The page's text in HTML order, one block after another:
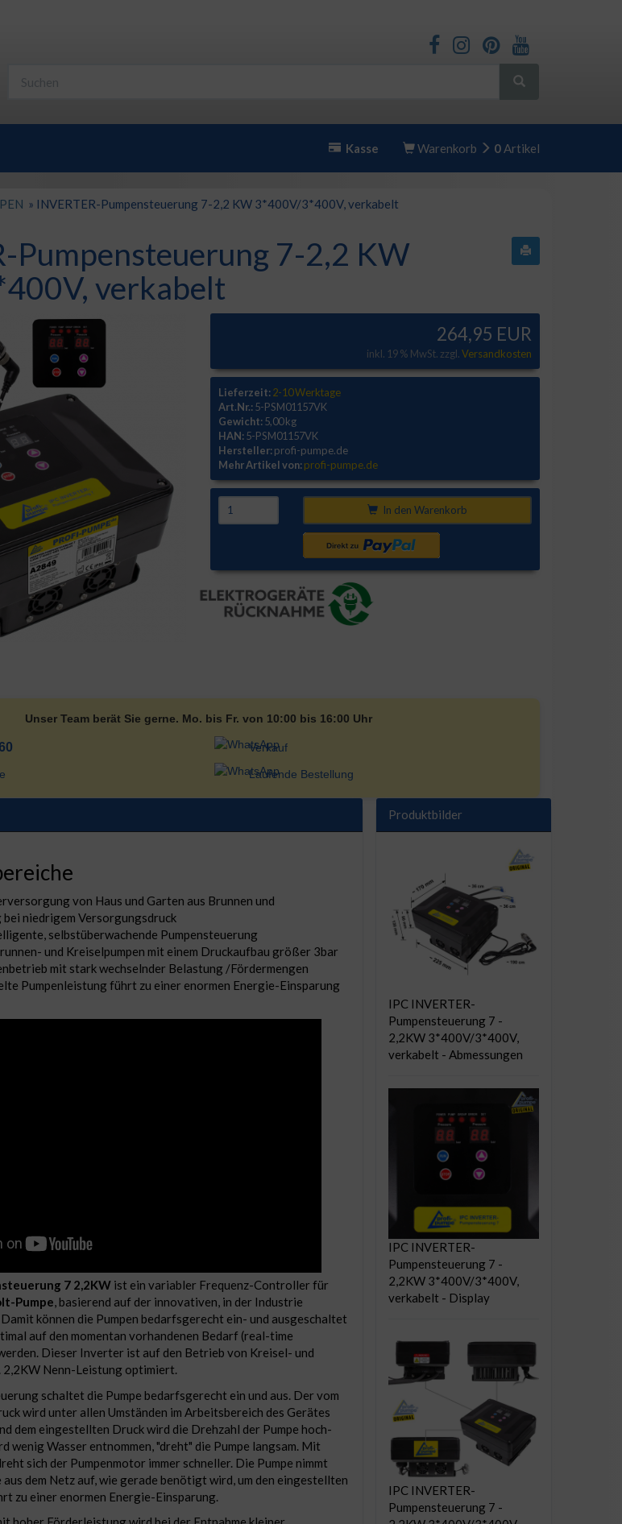
Kasse Warenkorb 0 Artikel
» INVERTER-Pumpensteuerung 7-2,2 KW 3*400V/3*400V, verkabelt
Pumpensteuerung 7-2,2 KW
verkabelt
264,95 EUR
inkl. 19 % MwSt. zzgl.Versandkosten
Lieferzeit:2-10 Werktage
Art.Nr.:5-PSM01157VK
Gewicht:5,00 kg
HAN:5-PSM01157VK
Hersteller:profi-pumpe.de
Mehr Artikel von:profi-pumpe.de
In den Warenkorb
Unser Team berät Sie gerne. Mo. bis Fr. von 10:00 bis 16:00 Uhr
Verkauf
Laufende Bestellung
Produktbilder
IPC INVERTER-
Pumpensteuerung 7 -
2,2KW 3*400V/3*400V,
verkabelt - Abmessungen
IPC INVERTER-
Pumpensteuerung 7 -
2,2KW 3*400V/3*400V,
verkabelt - Display
IPC INVERTER-
Pumpensteuerung 7 -
von Haus und Garten aus Brunnen und
niedrigem Versorgungsdruck
selbstüberwachende Pumpensteuerung
und Kreiselpumpen mit einem Druckaufbau größer 3bar
mit stark wechselnder Belastung /Fördermengen
Pumpenleistung führt zu einer enormen Energie-Einsparung
7 2,2KWist ein variabler Frequenz-Controller für
Pumpe, basierend auf der innovativen, in der Industrie
können die Pumpen bedarfsgerecht ein- und ausgeschaltet
auf den momentan vorhandenen Bedarf (real-time
Dieser Inverter ist auf den Betrieb von Kreisel- und
2,2KW Nenn-Leistung optimiert.
schaltet die Pumpe bedarfsgerecht ein und aus. Der vom
wird unter allen Umständen im Arbeitsbereich des Gerätes
dem eingestellten Druck wird die Drehzahl der Pumpe hoch-
wenig Wasser entnommen, "dreht" die Pumpe langsam. Mit
sich der Pumpenmotor immer schneller. Die Pumpe nimmt
dem Netz auf, wie gerade benötigt wird, um den eingestellten
zu einer enormen Energie-Einsparung.